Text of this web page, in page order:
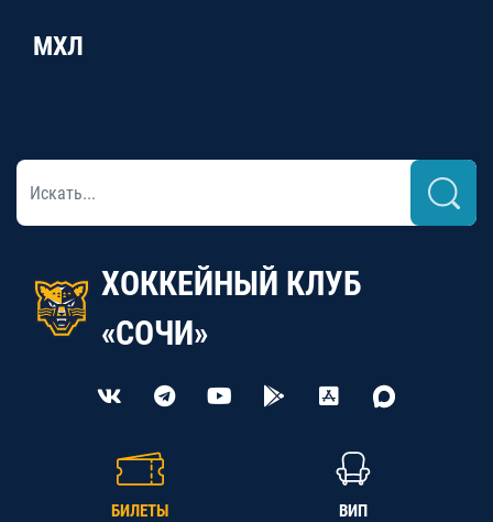
МХЛ
ХОККЕЙНЫЙ КЛУБ
«СОЧИ»
БИЛЕТЫ ВИП